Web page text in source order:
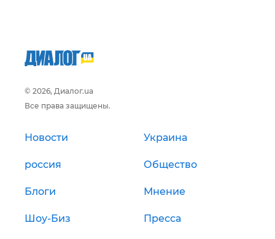
© 2026, Диалог.ua
Все права защищены.
Новости Украина
россия Общество
Блоги Мнение
Шоу-Биз Пресса